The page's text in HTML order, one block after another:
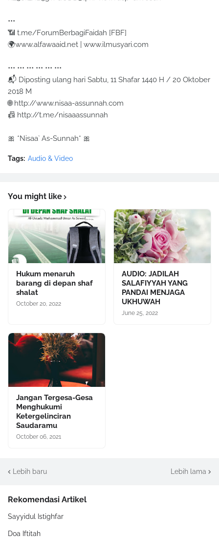
•••
📶 t.me/ForumBerbagiFaidah [FBF]
🌍www.alfawaaid.net | www.ilmusyari.com
••• ••• ••• ••• ••• •••
📬 Diposting ulang hari Sabtu, 11 Shafar 1440 H / 20 Oktober
2018 M
🌐 http://www.nisaa-assunnah.com
📠 http://t.me/nisaaassunnah
🎀 *Nisaa` As-Sunnah* 🎀
Tags: Audio & Video
You might like
Hukum menaruh
barang di depan shaf
shalat
October 20, 2022
AUDIO: JADILAH
SALAFIYYAH YANG
PANDAI MENJAGA
UKHUWAH
June 25, 2022
Jangan Tergesa-Gesa
Menghukumi
Ketergelinciran
Saudaramu
October 06, 2021
Lebih baru Lebih lama
Rekomendasi Artikel
Sayyidul Istighfar
Doa Iftitah